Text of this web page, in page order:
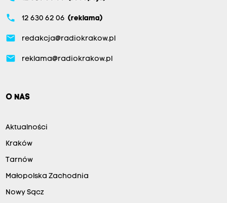
phone 12 630 62 06 (reklama)
email redakcja@radiokrakow.pl
email reklama@radiokrakow.pl
O NAS
Aktualności
Kraków
Tarnów
Małopolska Zachodnia
Nowy Sącz